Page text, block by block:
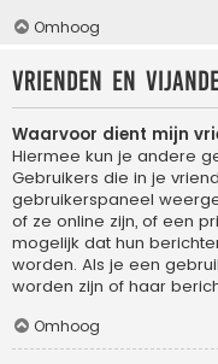
Omhoog
Vrienden en
Waarvoor dient mijn
Hiermee kun je andere
Gebruikers die in je
gebruikerspaneel
of ze online zijn, of een
mogelijk dat hun
worden. Als je een
worden zijn of haar
Omhoog